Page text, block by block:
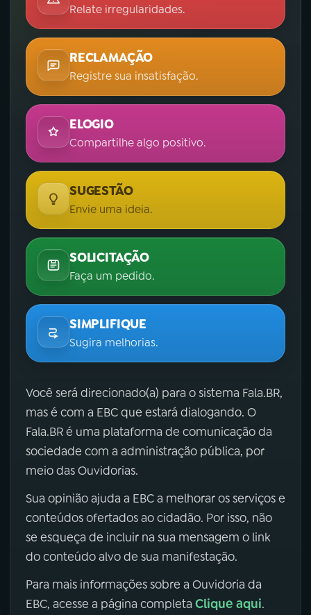
Relate irregularidades.
RECLAMAÇÃO
Registre sua insatisfação.
ELOGIO
Compartilhe algo positivo.
SUGESTÃO
Envie uma ideia.
SOLICITAÇÃO
Faça um pedido.
SIMPLIFIQUE
Sugira melhorias.
Você será direcionado(a) para o sistema Fala.BR,
mas é com a EBC que estará dialogando. O
Fala.BR é uma plataforma de comunicação da
sociedade com a administração pública, por
meio das Ouvidorias.
Sua opinião ajuda a EBC a melhorar os serviços e
conteúdos ofertados ao cidadão. Por isso, não
se esqueça de incluir na sua mensagem o link
do conteúdo alvo de sua manifestação.
Para mais informações sobre a Ouvidoria da
EBC, acesse a página completa Clique aqui.